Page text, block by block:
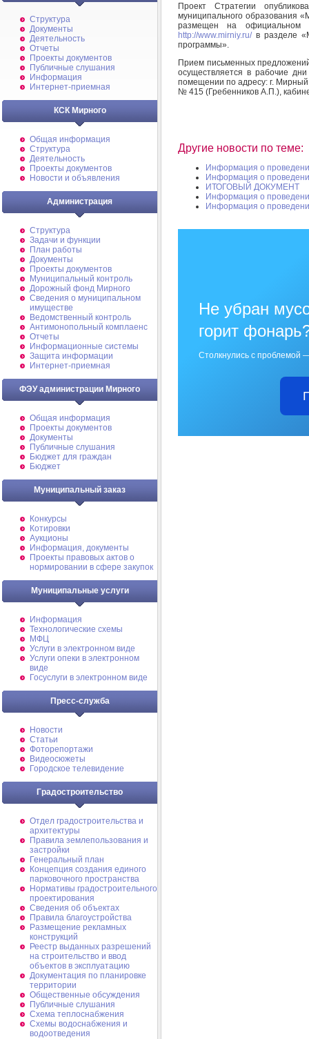
Структура
Документы
Деятельность
Отчеты
Проекты документов
Публичные слушания
Информация
Интернет-приемная
КСК Мирного
Общая информация
Структура
Деятельность
Проекты документов
Новости и объявления
Администрация
Структура
Задачи и функции
План работы
Документы
Проекты документов
Муниципальный контроль
Дорожный фонд Мирного
Cведения о муниципальном
имуществе
Ведомственный контроль
Антимонопольный комплаенс
Отчеты
Информационные системы
Защита информации
Интернет-приемная
ФЭУ администрации Мирного
Общая информация
Проекты документов
Документы
Публичные слушания
Бюджет для граждан
Бюджет
Муниципальный заказ
Конкурсы
Котировки
Аукционы
Информация, документы
Проекты правовых актов о
нормировании в сфере закупок
Муниципальные услуги
Информация
Технологические схемы
МФЦ
Услуги в электронном виде
Услуги опеки в электронном
виде
Госуслуги в электронном виде
Пресс-служба
Новости
Статьи
Фоторепортажи
Видеосюжеты
Городское телевидение
Градостроительство
Отдел градостроительства и
архитектуры
Правила землепользования и
застройки
Генеральный план
Концепция создания единого
парковочного пространства
Нормативы градостроительного
проектирования
Сведения об объектах
Правила благоустройства
Размещение рекламных
конструкций
Реестр выданных разрешений
на строительство и ввод
объектов в эксплуатацию
Документация по планировке
территории
Общественные обсуждения
Публичные слушания
Схема теплоснабжения
Схемы водоснабжения и
водоотведения
Проект Стратегии
муниципального образования
размещен на официальном
http://www.mirniy.ru/в разделе
программы».
Прием письменных
осуществляется в рабочие
помещении по адресу: г.
№ 415 (Гребенников А.П.),
Другие новости по теме:
Информация о
Информация о
ИТОГОВЫЙ ДОКУМЕНТ
Информация о
Информация о
Не убран
горит
Столкнулись с проблемой